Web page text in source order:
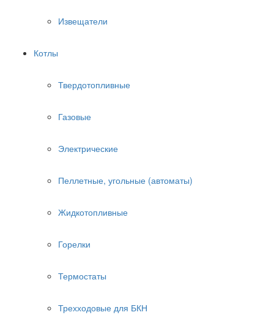
Извещатели
Котлы
Твердотопливные
Газовые
Электрические
Пеллетные, угольные (автоматы)
Жидкотопливные
Горелки
Термостаты
Трехходовые для БКН